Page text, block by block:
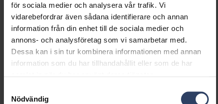
för sociala medier och analysera vår trafik. Vi
vidarebefordrar även sådana identifierare och annan
information från din enhet till de sociala medier och
annons- och analysföretag som vi samarbetar med.
Dessa kan i sin tur kombinera informationen med annan
information som du har tillhandahållit eller som de har
Nödvändig
GTIN
6435200306975
Kod
9478947